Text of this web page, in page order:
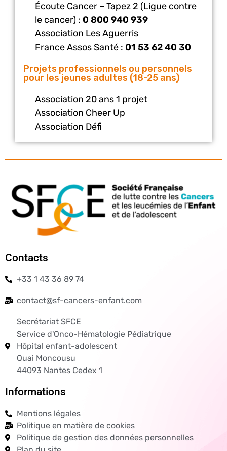
Écoute Cancer – Tapez 2 (Ligue contre
le cancer) : 0 800 940 939
Association Les Aguerris
France Assos Santé : 01 53 62 40 30
Projets professionnels ou personnels
pour les jeunes adultes (18-25 ans)
Association 20 ans 1 projet
Association Cheer Up
Association Défi
Contacts
+33 1 43 36 89 74
contact@sf-cancers-enfant.com
Secrétariat SFCE
Service d'Onco-Hématologie Pédiatrique
Hôpital enfant-adolescent
Quai Moncousu
44093 Nantes Cedex 1
Informations
Mentions légales
Politique en matière de cookies
Politique de gestion des données personnelles